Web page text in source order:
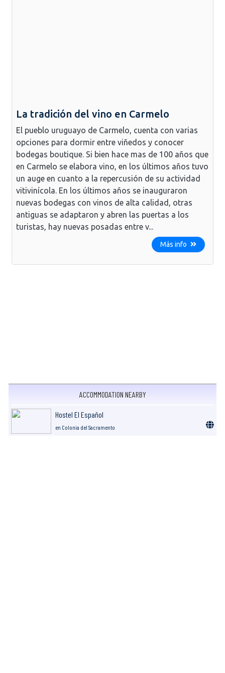
La tradición del vino en Carmelo
El pueblo uruguayo de Carmelo, cuenta con varias
opciones para dormir entre viñedos y conocer
bodegas boutique. Si bien hace mas de 100 años que
en Carmelo se elabora vino, en los últimos años tuvo
un auge en cuanto a la repercusión de su actividad
vitivinícola. En los últimos años se inauguraron
nuevas bodegas con vinos de alta calidad, otras
antiguas se adaptaron y abren las puertas a los
turistas, hay nuevas posadas entre v...
Más info
ACCOMMODATION NEARBY
Hostel El Español
en Colonia del Sacramento